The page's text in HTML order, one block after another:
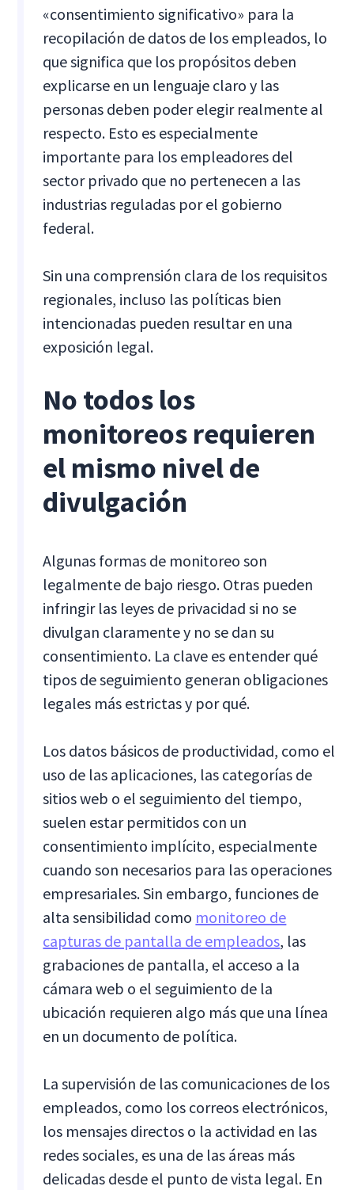
«consentimiento significativo» para la
recopilación de datos de los empleados, lo
que significa que los propósitos deben
explicarse en un lenguaje claro y las
personas deben poder elegir realmente al
respecto. Esto es especialmente
importante para los empleadores del
sector privado que no pertenecen a las
industrias reguladas por el gobierno
federal.
Sin una comprensión clara de los requisitos
regionales, incluso las políticas bien
intencionadas pueden resultar en una
exposición legal.
No todos los
monitoreos requieren
el mismo nivel de
divulgación
Algunas formas de monitoreo son
legalmente de bajo riesgo. Otras pueden
infringir las leyes de privacidad si no se
divulgan claramente y no se dan su
consentimiento. La clave es entender qué
tipos de seguimiento generan obligaciones
legales más estrictas y por qué.
Los datos básicos de productividad, como el
uso de las aplicaciones, las categorías de
sitios web o el seguimiento del tiempo,
suelen estar permitidos con un
consentimiento implícito, especialmente
cuando son necesarios para las operaciones
empresariales. Sin embargo, funciones de
alta sensibilidad como monitoreo de
capturas de pantalla de empleados, las
grabaciones de pantalla, el acceso a la
cámara web o el seguimiento de la
ubicación requieren algo más que una línea
en un documento de política.
La supervisión de las comunicaciones de los
empleados, como los correos electrónicos,
los mensajes directos o la actividad en las
redes sociales, es una de las áreas más
delicadas desde el punto de vista legal. En